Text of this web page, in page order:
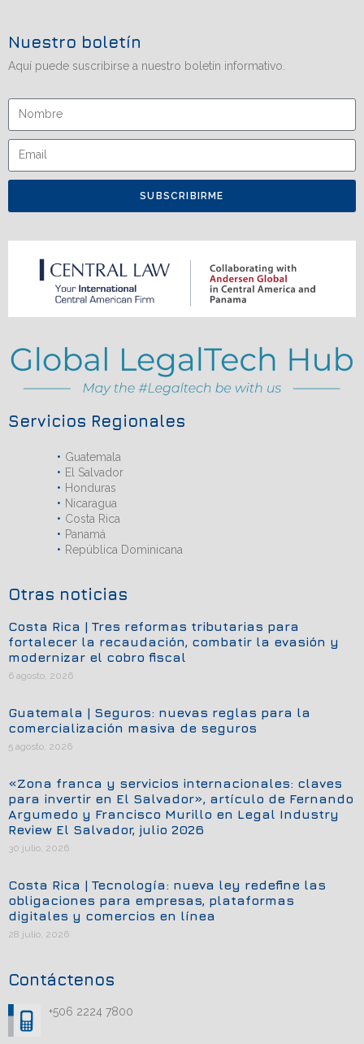
Nuestro boletín
Aquí puede suscribirse a nuestro boletín informativo.
SUBSCRIBIRME
Servicios Regionales
Guatemala
El Salvador
Honduras
Nicaragua
Costa Rica
Panamá
República Dominicana
Otras noticias
Costa Rica | Tres reformas tributarias para
fortalecer la recaudación, combatir la evasión y
modernizar el cobro fiscal
6 agosto, 2026
Guatemala | Seguros: nuevas reglas para la
comercialización masiva de seguros
5 agosto, 2026
«Zona franca y servicios internacionales: claves
para invertir en El Salvador», artículo de Fernando
Argumedo y Francisco Murillo en Legal Industry
Review El Salvador, julio 2026
30 julio, 2026
Costa Rica | Tecnología: nueva ley redefine las
obligaciones para empresas, plataformas
digitales y comercios en línea
28 julio, 2026
Contáctenos
+506 2224 7800